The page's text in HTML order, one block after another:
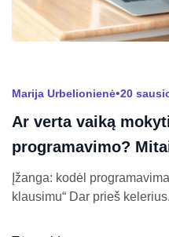
Marija Urbelionienė•20
Ar verta vaiką
programavimo?
Įžanga: kodėl
klausimu“ Dar prieš